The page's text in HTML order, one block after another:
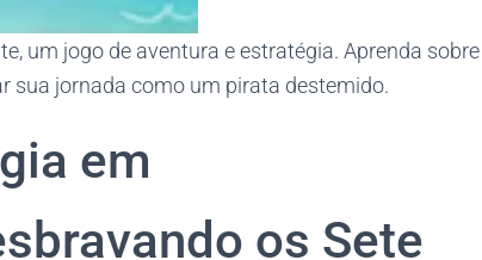
um jogo de aventura e estratégia. Aprenda sobre
sua jornada como um pirata destemido.
em
os Sete